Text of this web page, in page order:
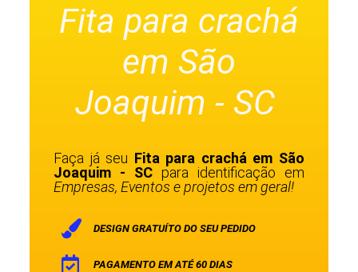
Fita para crachá
em São
Joaquim - SC
Faça já seu Fita para crachá em São
Joaquim - SC para identificação em
Empresas, Eventos e projetos em geral!
DESIGN GRATUÍTO DO SEU PEDIDO
PAGAMENTO EM ATÉ 60 DIAS